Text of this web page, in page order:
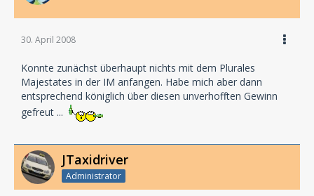
30. April 2008
Konnte zunächst überhaupt nichts mit dem Plurales
Majestates in der IM anfangen. Habe mich aber dann
entsprechend königlich über diesen unverhofften Gewinn
gefreut ...
JTaxidriver
Administrator